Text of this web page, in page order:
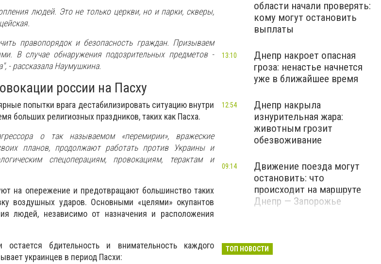
людей. Это не только церкви, но и парки, скверы,
правопорядок и безопасность граждан. Призываем
В случае обнаружения подозрительных предметов -
- рассказала Наумушкина.
россии на Пасху
попытки врага дестабилизировать ситуацию внутри
больших религиозных праздников, таких как Пасха.
о так называемом «перемирии», вражеские
планов, продолжают работать против Украины и
спецоперациям, провокациям, терактам и
на опережение и предотвращают большинство таких
воздушных ударов. Основными «целями» окупантов
людей, независимо от назначения и расположения
бдительность и внимательность каждого
украинцев в период Пасхи:
области начали проверять:
кому могут остановить
выплаты
Днепр накроет опасная
гроза: ненастье начнется
уже в ближайшее время
13:10
Днепр накрыла
изнурительная жара:
животным грозит
обезвоживание
12:54
Движение поезда могут
остановить: что
происходит на маршруте
Днепр — Запорожье
09:14
ТОП НОВОСТИ